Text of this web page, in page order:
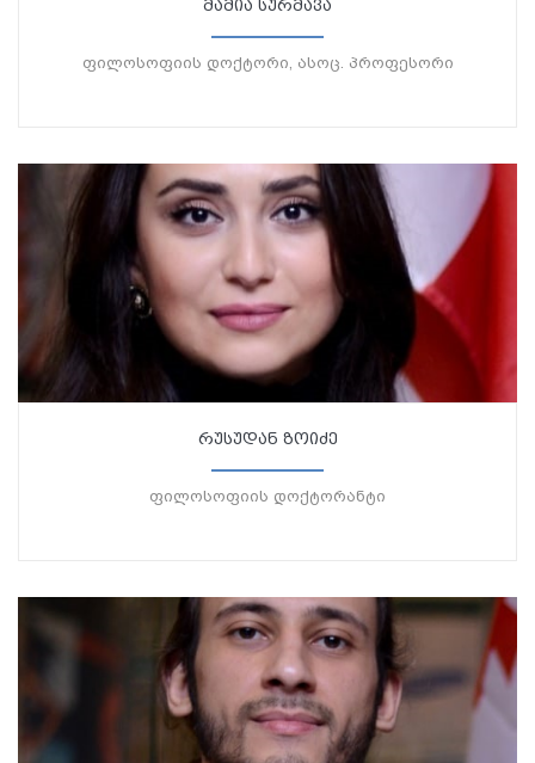
მამია სურმავა
ფილოსოფიის დოქტორი, ასოც. პროფესორი
რუსუდან ზოიძე
ფილოსოფიის დოქტორანტი